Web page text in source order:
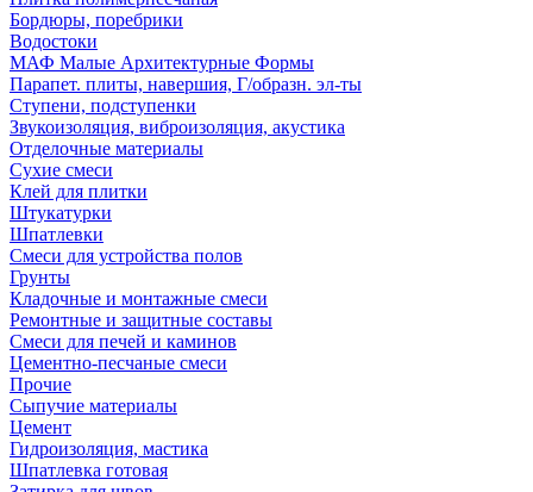
Бордюры, поребрики
Водостоки
МАФ Малые Архитектурные Формы
Парапет. плиты, навершия, Г/образн. эл-ты
Ступени, подступенки
Звукоизоляция, виброизоляция, акустика
Отделочные материалы
Сухие смеси
Клей для плитки
Штукатурки
Шпатлевки
Смеси для устройства полов
Грунты
Кладочные и монтажные смеси
Ремонтные и защитные составы
Смеси для печей и каминов
Цементно-песчаные смеси
Прочие
Сыпучие материалы
Цемент
Гидроизоляция, мастика
Шпатлевка готовая